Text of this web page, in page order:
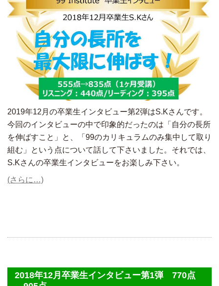
2019年12月の卒業生インタビュー第2弾はS.Kさんです。
今回のインタビューの中で印象的だったのは「自分の長所
を伸ばすこと」と、「99のカリキュラムのみ集中して取り
組む」という点について話して下さいました。それでは、
S.Kさんの卒業生インタビューをお楽しみ下さい。
(さらに…)
2018年12月卒業生インタビュー第1弾 770点